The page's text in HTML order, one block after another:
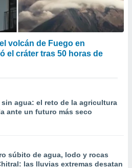
volcán de Fuego en
el cráter tras 50 horas de
agua: el reto de la agricultura
ante un futuro más seco
súbito de agua, lodo y rocas
las lluvias extremas desatan